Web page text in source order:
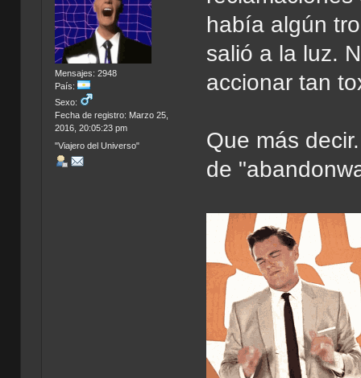
Mensajes: 2948
País:
Sexo:
Fecha de registro: Marzo 25,
2016, 20:05:23 pm
"Viajero del Universo"
había algún
salió a la luz.
accionar tan
Que más
de